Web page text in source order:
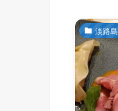
淡路島